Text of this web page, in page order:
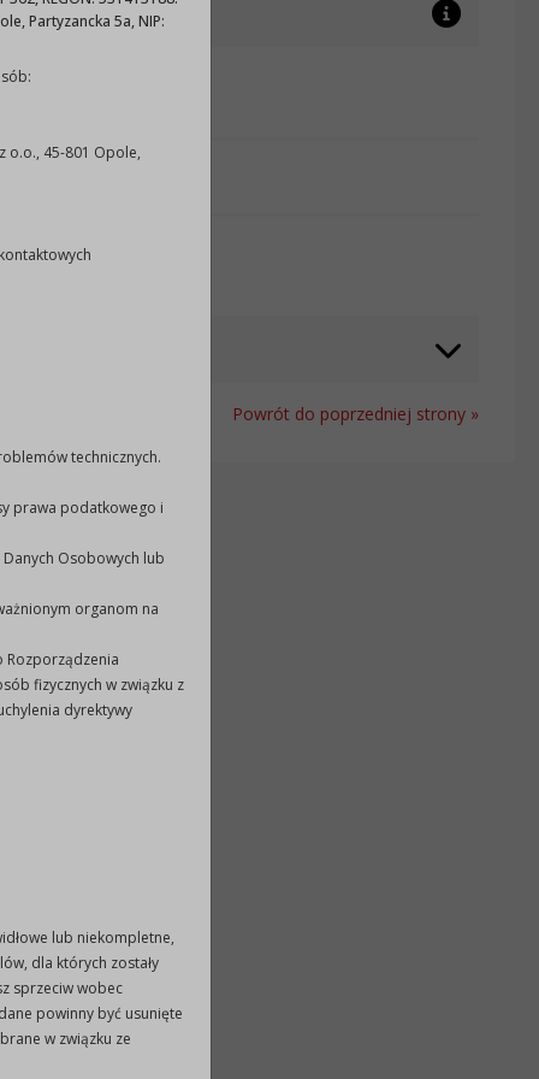
odwiedzin: 1188
Powrót do poprzedniej strony »
Partyzancka 5a, NIP:
o.o., 45-801 Opole,
technicznych.
prawa podatkowego i
Osobowych lub
organom na
Rozporządzenia
fizycznych w związku z
dyrektywy
lub niekompletne,
dla których zostały
sprzeciw wobec
powinny być usunięte
w związku ze